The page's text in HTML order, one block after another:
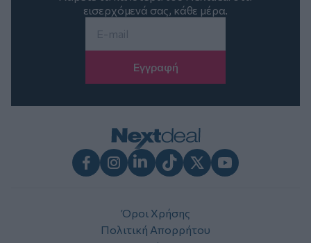
εισερχόμενά σας, κάθε μέρα.
Όροι Χρήσης
Πολιτική Απορρήτου